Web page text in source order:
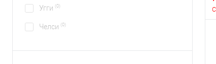
Угги (0)
Челси (0)